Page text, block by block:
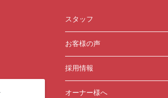
スタッフ
お客様の声
採用情報
オーナー様へ